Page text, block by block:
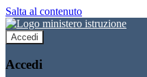
Salta al contenuto
Accedi
Accedi